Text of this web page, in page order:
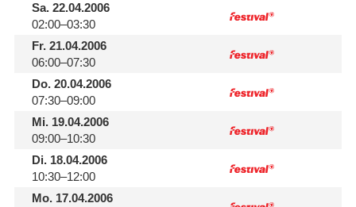
Sa.22.04.2006
02:00–03:30
Fr.21.04.2006
06:00–07:30
Do.20.04.2006
07:30–09:00
Mi.19.04.2006
09:00–10:30
Di.18.04.2006
10:30–12:00
Mo.17.04.2006